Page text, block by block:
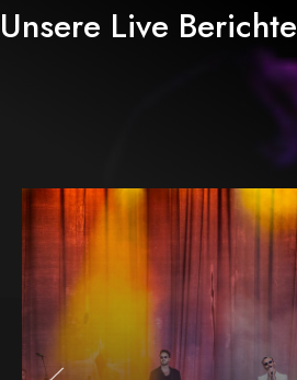
Unsere Live Berichte